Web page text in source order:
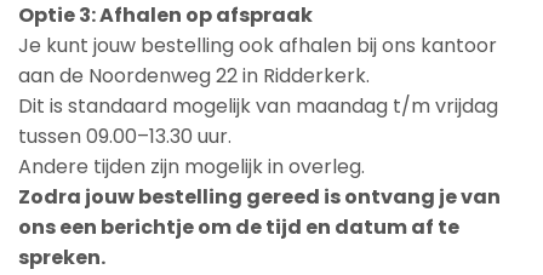
Optie 3: Afhalen op afspraak
Je kunt jouw bestelling ook afhalen bij ons kantoor
aan de Noordenweg 22 in Ridderkerk.
Dit is standaard mogelijk van maandag t/m vrijdag
tussen 09.00–13.30 uur.
Andere tijden zijn mogelijk in overleg.
Zodra jouw bestelling gereed is ontvang je van
ons een berichtje om de tijd en datum af te
spreken.